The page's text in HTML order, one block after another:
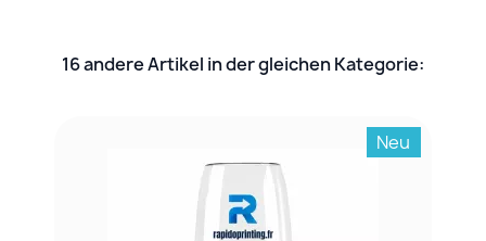
16 andere Artikel in der gleichen Kategorie:
Neu